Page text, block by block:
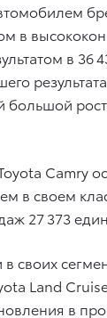
в
в 36
результата
большой
Camry
в своем
27 373
своих
Land
в